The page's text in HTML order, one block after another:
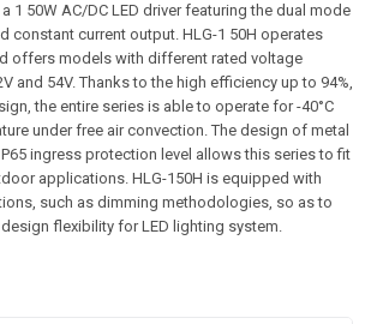
1 50W AC/DC LED driver featuring the dual mode
constant current output. HLG-1 50H operates
offers models with different rated voltage
and 54V. Thanks to the high efficiency up to 94%,
the entire series is able to operate for -40°C
under free air convection. The design of metal
ingress protection level allows this series to fit
applications. HLG-150H is equipped with
such as dimming methodologies, so as to
flexibility for LED lighting system.